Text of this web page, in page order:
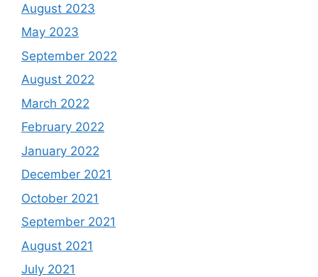
August 2023
May 2023
September 2022
August 2022
March 2022
February 2022
January 2022
December 2021
October 2021
September 2021
August 2021
July 2021